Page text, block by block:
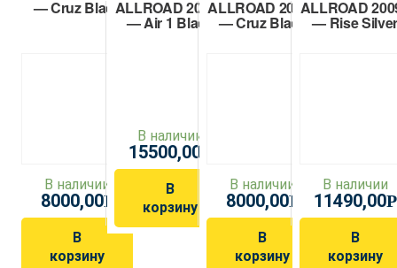
— Cruz Black
В наличии
8000,00Р
В
корзину
ALLROAD 2009+
— Air 1 Black
В наличии
15500,00
В
корзину
ALLROAD 2009+
— Cruz Black
В наличии
8000,00Р
В
корзину
ALLROAD
— Rise
В наличии
11490,00Р
В
корзину